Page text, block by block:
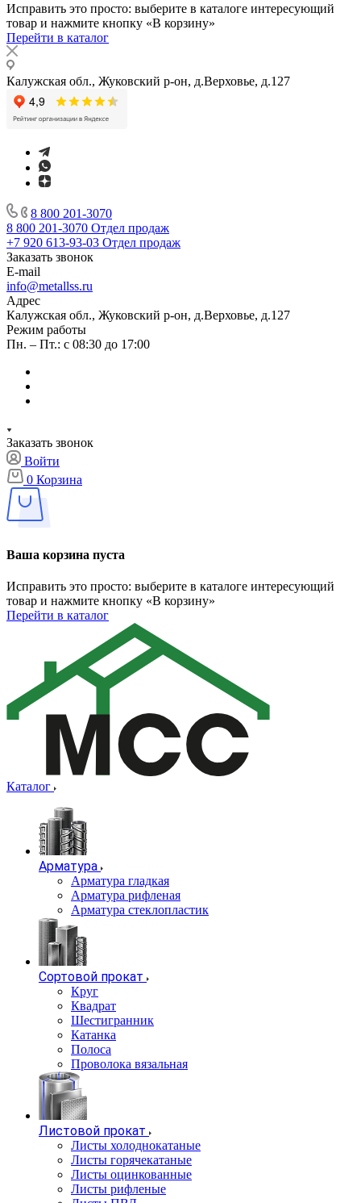
Исправить это просто: выберите в каталоге интересующий
товар и нажмите кнопку «В корзину»
Перейти в каталог
Калужская обл., Жуковский р-он, д.Верховье, д.127
8 800 201-3070
8 800 201-3070 Отдел продаж
+7 920 613-93-03 Отдел продаж
Заказать звонок
E-mail
info@metallss.ru
Адрес
Калужская обл., Жуковский р-он, д.Верховье, д.127
Режим работы
Пн. – Пт.: с 08:30 до 17:00
Заказать звонок
Войти
0 Корзина
Ваша корзина пуста
Исправить это просто: выберите в каталоге интересующий
товар и нажмите кнопку «В корзину»
Перейти в каталог
Каталог
Арматура
Арматура гладкая
Арматура рифленая
Арматура стеклопластик
Сортовой прокат
Круг
Квадрат
Шестигранник
Катанка
Полоса
Проволока вязальная
Листовой прокат
Листы холоднокатаные
Листы горячекатаные
Листы оцинкованные
Листы рифленые